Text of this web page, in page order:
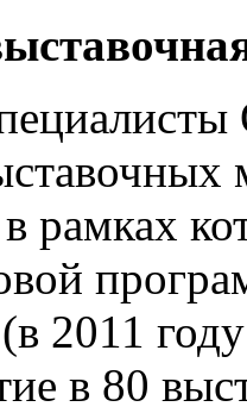
рамках
2011
в 80